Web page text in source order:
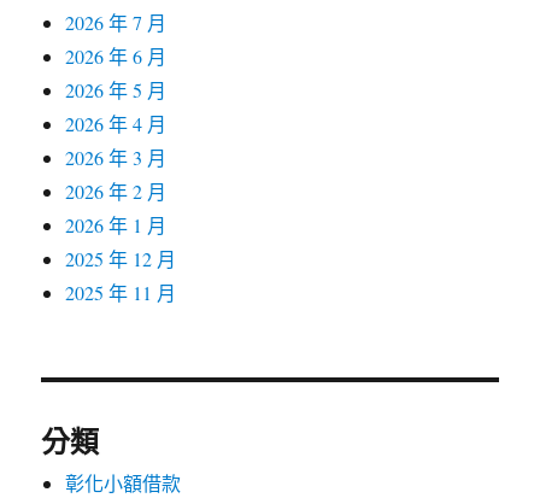
2026 年 7 月
2026 年 6 月
2026 年 5 月
2026 年 4 月
2026 年 3 月
2026 年 2 月
2026 年 1 月
2025 年 12 月
2025 年 11 月
分類
彰化小額借款